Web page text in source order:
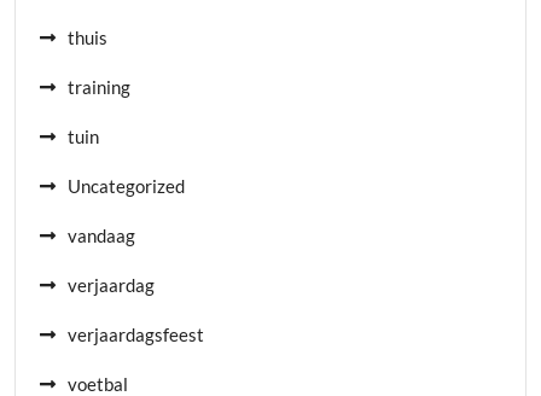
thuis
training
tuin
Uncategorized
vandaag
verjaardag
verjaardagsfeest
voetbal